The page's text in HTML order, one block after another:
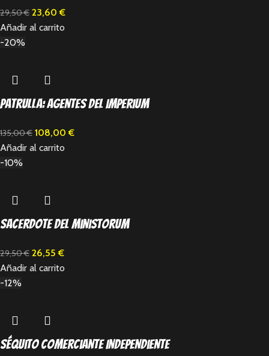
29,50€ 23,60€
Añadir al carrito
-20%
Patrulla: Agentes del Imperium
135,00€ 108,00€
Añadir al carrito
-10%
Sacerdote del Ministorum
29,50€ 26,55€
Añadir al carrito
-12%
Séquito Comerciante Independiente